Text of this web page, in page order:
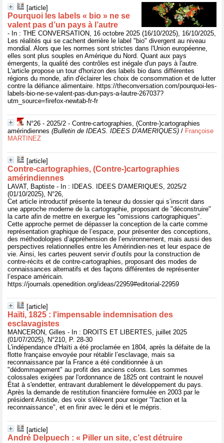
[article]
Pourquoi les labels « bio » ne se
valent pas d’un pays à l’autre
- In : THE CONVERSATION, 16 octobre 2025 (16/10/2025), 16/10/2025,
Les réalités qui se cachent derrière le label "bio" divergent au niveau
mondial. Alors que les normes sont strictes dans l'Union européenne,
elles sont plus souples en Amérique du Nord. Quant aux pays
émergents, la qualité des contrôles est inégale d'un pays à l'autre.
L'article propose un tour d'horizon des labels bio dans différentes
régions du monde, afin d'éclairer les choix de consommation et de lutter
contre la défiance alimentaire. https://theconversation.com/pourquoi-les-
labels-bio-ne-se-valent-pas-dun-pays-a-lautre-267037?
utm_source=firefox-newtab-fr-fr
N°26 - 2025/2 - Contre-cartographies, (Contre-)cartographies
amérindiennes (Bulletin de IDEAS. IDEES D'AMERIQUES) / Françoise
MARTINEZ
[article]
Contre-cartographies, (Contre-)cartographies
amérindiennes
LAVAT, Baptiste - In : IDEAS. IDEES D'AMERIQUES, 2025/2
(01/10/2025), N°26,
Cet article introductif présente la teneur du dossier qui s’inscrit dans
une approche moderne de la cartographie, proposant de "déconstruire"
la carte afin de mettre en exergue les "omissions cartographiques".
Cette approche permet de dépasser la conception de la carte comme
représentation graphique de l’espace, pour présenter des conceptions,
des méthodologies d’appréhension de l’environnement, mais aussi des
perspectives relationnelles entre les Amérindien·nes et leur espace de
vie. Ainsi, les cartes peuvent servir d’outils pour la construction de
contre-récits et de contre-cartographies, proposant des modes de
connaissances alternatifs et des façons différentes de représenter
l’espace américain.
https://journals.openedition.org/ideas/22959#editorial-22959
[article]
Haïti, 1825 : l'impensable indemnisation des
esclavagistes
MANCERON, Gilles - In : DROITS ET LIBERTES, juillet 2025
(01/07/2025), N°210, P. 28-30
L'indépendance d'Haïti a été proclamée en 1804, après la défaite de la
flotte française envoyée pour rétablir l’esclavage, mais sa
reconnaissance par la France a été conditionnée à un
"dédommagement" au profit des anciens colons. Les sommes
colossales exigées par l'ordonnance de 1825 ont contraint le nouvel
État à s'endetter, entravant durablement le développement du pays.
Après la demande de restitution financière formulée en 2003 par le
président Aristide, des voix s'élèvent pour exiger "l'action et la
reconnaissance", et en finir avec le déni et le mépris.
[article]
André Delpuech : « Piller un site, c’est détruire